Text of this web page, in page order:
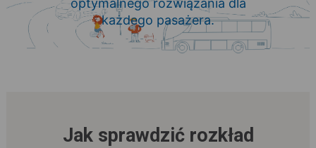
optymalnego rozwiązania dla
każdego pasażera.
Jak sprawdzić rozkład